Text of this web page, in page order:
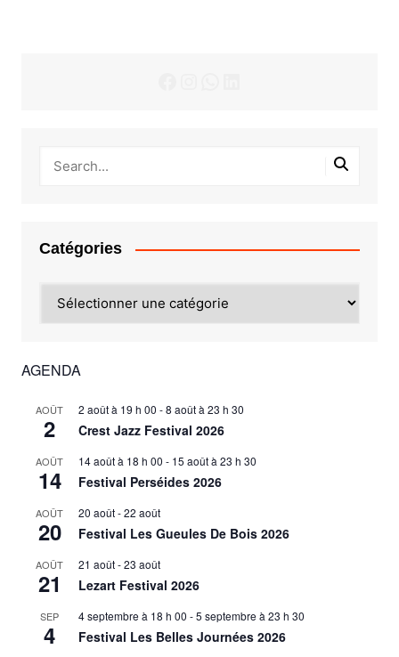
Catégories
AGENDA
AOÛT
2
2 août à 19 h 00 -8 août à 23 h 30
Crest Jazz Festival 2026
AOÛT
14
14 août à 18 h 00 - 15 août à 23 h 30
Festival Perséides 2026
AOÛT
20
20 août-22 août
Festival Les Gueules De Bois 2026
AOÛT
21
21 août-23 août
Lezart Festival 2026
SEP
4
4 septembre à 18 h 00 -5 septembre à 23 h 30
Festival Les Belles Journées 2026